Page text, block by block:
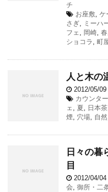
チ
お座敷, ケ
さぎ, ミーハ
フェ , 岡崎, 春
ショコラ , 町
人と木の
2012/05/09
カウンター
ェ , 夏, 日本茶
煙, 穴場, 自
日々の暮
目
2012/04/04
会, 御所・二